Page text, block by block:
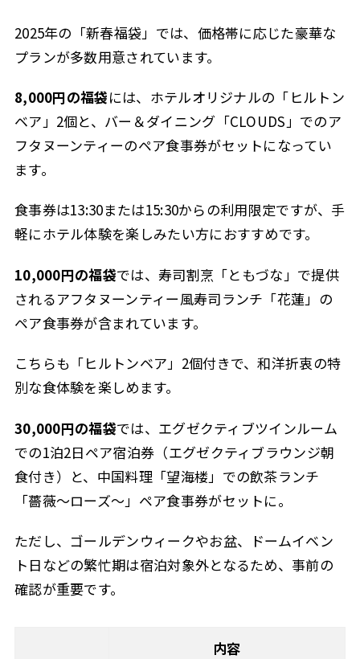
2025年の「新春福袋」では、価格帯に応じた豪華な
プランが多数用意されています。
8,000円の福袋には、ホテルオリジナルの「ヒルトン
ベア」2個と、バー＆ダイニング「CLOUDS」でのア
フタヌーンティーのペア食事券がセットになってい
ます。
食事券は13:30または15:30からの利用限定ですが、手
軽にホテル体験を楽しみたい方におすすめです。
10,000円の福袋では、寿司割烹「ともづな」で提供
されるアフタヌーンティー風寿司ランチ「花蓮」の
ペア食事券が含まれています。
こちらも「ヒルトンベア」2個付きで、和洋折衷の特
別な食体験を楽しめます。
30,000円の福袋では、エグゼクティブツインルーム
での1泊2日ペア宿泊券（エグゼクティブラウンジ朝
食付き）と、中国料理「望海楼」での飲茶ランチ
「薔薇～ローズ～」ペア食事券がセットに。
ただし、ゴールデンウィークやお盆、ドームイベン
ト日などの繁忙期は宿泊対象外となるため、事前の
確認が重要です。
内容